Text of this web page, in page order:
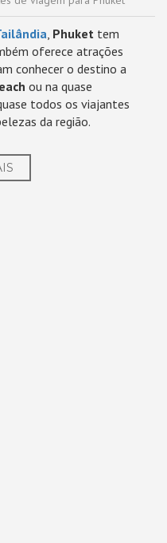
, Phuket tem
oferece atrações
conhecer o destino a
ou na quase
todos os viajantes
da região.